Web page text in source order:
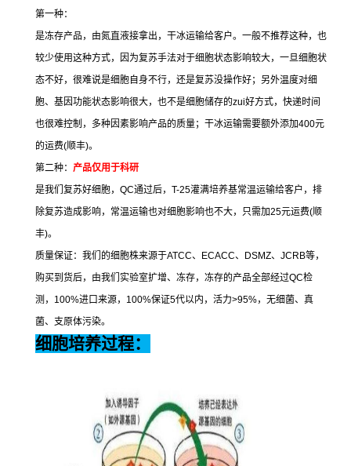
第一种：
是冻存产品，由氮直液接拿出，干冰运输给客户。一般不推荐这种，也
较少使用这种方式，因为复苏手法对于细胞状态影响较大，一旦细胞状
态不好，很难说是细胞自身不行，还是复苏没操作好；另外温度对细
胞、基因功能状态影响很大，也不是细胞储存的zui好方式，快递时间
也很难控制，多种因素影响产品的质量；干冰运输需要额外添加400元
的运费(顺丰)。
第二种： 产品仅用于科研
是我们复苏好细胞， QC通过后， T-25灌满培养基常温运输给客户，排
除复苏造成影响，常温运输也对细胞影响也不大，只需加25元运费(顺
丰)。
质量保证：我们的细胞株来源于ATCC、 ECACC、 DSMZ、 JCRB等，
购买到货后，由我们实验室扩增、冻存，冻存的产品全部经过QC检
测， 100%进口来源， 100%保证5代以内，活力>95%，无细菌、真
菌、支原体污染。
细胞培养过程：